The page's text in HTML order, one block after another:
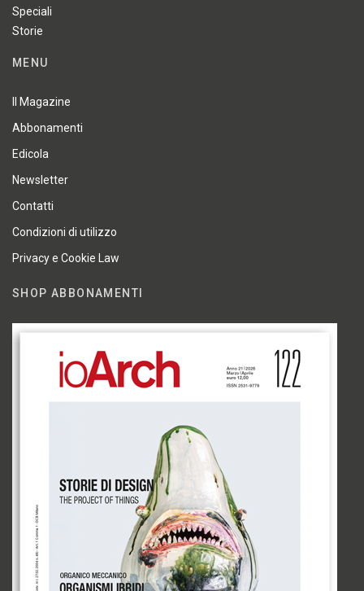
Speciali
Storie
MENU
Il Magazine
Abbonamenti
Edicola
Newsletter
Contatti
Condizioni di utilizzo
Privacy e Cookie Law
SHOP ABBONAMENTI